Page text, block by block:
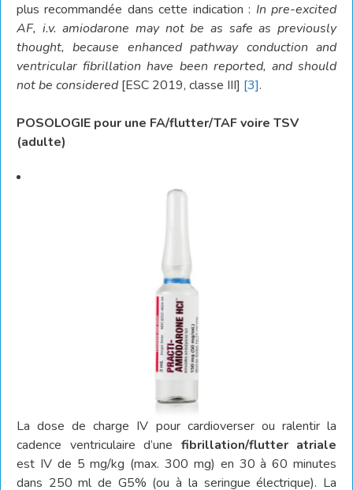
plus recommandée dans cette indication : In pre-excited
AF, i.v. amiodarone may not be as safe as previously
thought, because enhanced pathway conduction and
ventricular fibrillation have been reported, and should
not be considered[ESC 2019, classe III] [3].
POSOLOGIE pour une FA/flutter/TAF voire TSV
(adulte)
La dose de charge IV pour cardioverser ou ralentir la
cadence ventriculaire d’une fibrillation/flutter atriale
est IV de 5 mg/kg (max. 300 mg) en 30 à 60 minutes
dans 250 ml de G5% (ou à la seringue électrique). La